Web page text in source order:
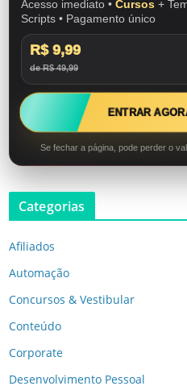
Acesso imediato • Cursos +
Scripts • Pagamento único
R$ 9,99
de R$ 49,99
ENTRAR
Se fechar a página, pode perder o
Categorias
Afiliados
Automação
Concursos & Vestibular
Conteúdo
Corporate
Desenvolvimento Pessoal